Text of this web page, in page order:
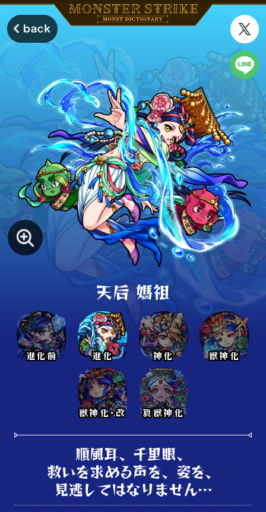
天后 媽祖
進化前 進化 神化 獣神化
獣神化･改 真獣神化
順風耳、千里眼、
救いを求める声を、姿を、
見逃してはなりません…